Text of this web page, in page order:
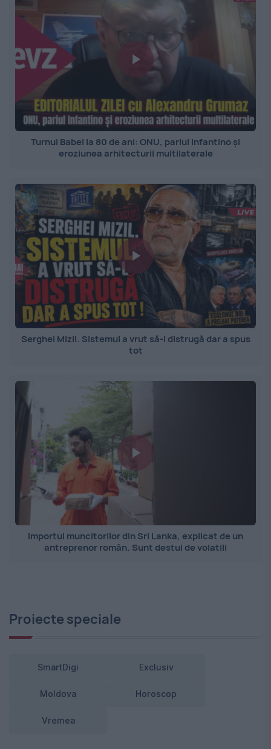
Turnul Babel la 80 de ani: ONU, pariul Infantino și
eroziunea arhitecturii multilaterale
Serghei Mizil. Sistemul a vrut să-l distrugă dar a spus
tot
Importul muncitorilor din Sri Lanka, explicat de un
antreprenor român. Sunt destul de volatili
Proiecte speciale
SmartDigi Exclusiv
Moldova Horoscop
Vremea